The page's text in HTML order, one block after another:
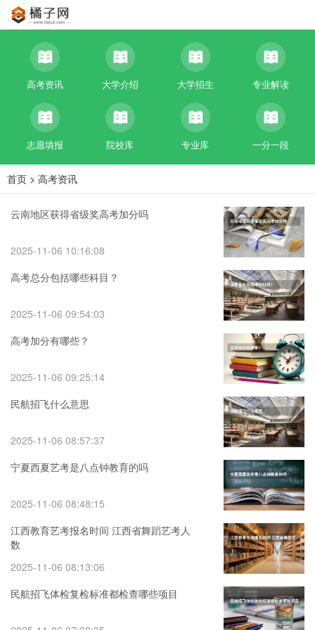
高考资讯 大学介绍 大学招生 专业解读
志愿填报 院校库 专业库 一分一段
首页 > 高考资讯
云南地区获得省级奖高考加分吗
2025-11-06 10:16:08
高考总分包括哪些科目？
2025-11-06 09:54:03
高考加分有哪些？
2025-11-06 09:25:14
民航招飞什么意思
2025-11-06 08:57:37
宁夏西夏艺考是八点钟教育的吗
2025-11-06 08:48:15
江西教育艺考报名时间 江西省舞蹈艺考人
数
2025-11-06 08:13:06
民航招飞体检复检标准都检查哪些项目